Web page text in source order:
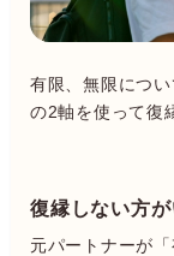
有限、無限につ
の2軸を使って復
復縁しない方
元パートナーが